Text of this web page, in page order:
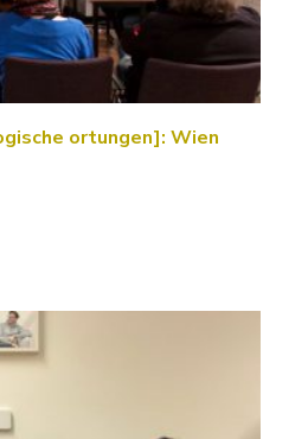
ortungen]: Wien